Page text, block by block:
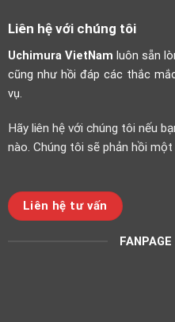
Liên hệ với chúng tôi
Uchimura VietNam luôn sẵn
cũng như hồi đáp các thắc
vụ.
Hãy liên hệ với chúng tôi nếu
nào. Chúng tôi sẽ phản hồi
Liên hệ tư vấn